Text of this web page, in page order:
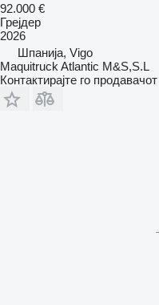
92.000 €
Грејдер
2026
Шпанија, Vigo
Maquitruck Atlantic M&S,S.L
Контактирајте го продавачот